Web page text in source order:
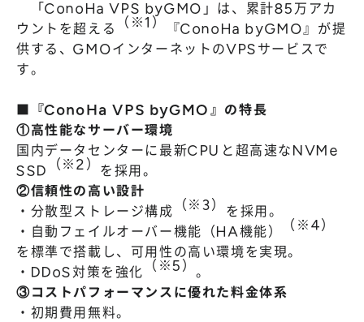
「ConoHa VPS byGMO」は、累計85万アカ
ウントを超える
（※1）
『ConoHa byGMO』が提
供する、GMOインターネットのVPSサービスで
す。
■『ConoHa VPS byGMO』の特長
①高性能なサーバー環境
国内データセンターに最新CPUと超高速なNVMe
SSD
（※2） を採用。
②信頼性の高い設計
・分散型ストレージ構成 （※3） を採用。
・自動フェイルオーバー機能（HA機能）
（※4）
を標準で搭載し、可用性の高い環境を実現。
・DDoS対策を強化
（※5） 。
③コストパフォーマンスに優れた料金体系
・初期費用無料。